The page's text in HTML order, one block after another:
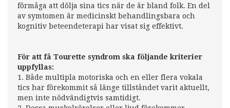
förmåga att dölja sina tics när de är bland folk. En del
av symtomen är medicinskt behandlingsbara och
kognitiv beteendeterapi har visat sig effektivt.
För att få Tourette syndrom ska följande kriterier
uppfyllas:
1. Både multipla motoriska och en eller flera vokala
tics har förekommit så länge tillståndet varit aktuellt,
men inte nödvändigtvis samtidigt.